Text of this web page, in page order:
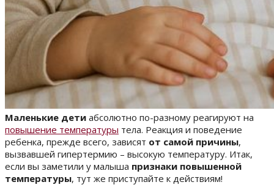
Маленькие дети абсолютно по-разному реагируют на
повышение температуры тела. Реакция и поведение
ребенка, прежде всего, зависят от самой причины,
вызвавшей гипертермию – высокую температуру. Итак,
если вы заметили у малыша признаки повышенной
температуры, тут же приступайте к действиям!